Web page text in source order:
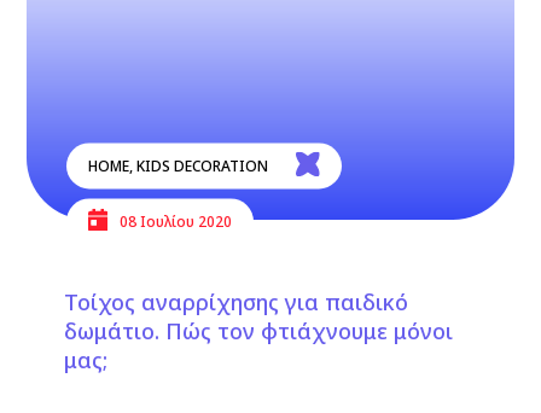
HOME,KIDS DECORATION
08 Ιουλίου 2020
Τοίχος αναρρίχησης για παιδικό
δωμάτιο. Πώς τον φτιάχνουμε μόνοι
μας;